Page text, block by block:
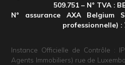
509.751 – N° TVA :
N° assurance AXA Belgium
professionnelle) :
Instance Officielle de Contrôle :
Agents Immobiliers) rue de